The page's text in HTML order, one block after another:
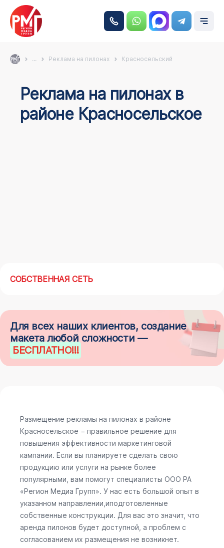
... Реклама на пилонах Красносельский
Реклама на пилонах в
районе Красносельское
СОБСТВЕННАЯ СЕТЬ
Для всех наших клиентов, создание
макета любой сложности —
БЕСПЛАТНО!!!
Размещение рекламы на пилонах в районе
Красносельское − правильное решение для
повышения эффективности маркетинговой
кампании. Если вы планируете сделать свою
продукцию или услуги на рынке более
популярными, вам помогут специалисты ООО РА
«Регион Медиа Групп». У нас есть большой опыт в
указанном направлении,иподготовленные
собственные конструкции. Для вас это значит, что
аренда пилонов будет доступной, а проблем с
согласованием их размещения не возникнет.